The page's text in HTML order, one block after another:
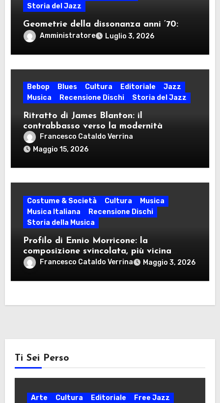
Storia del Jazz
Geometrie della dissonanza anni ’70:
dodecafonia, rigore seriale, free jazz e
militanza ideologica nel decennio della
contestazione
Amministratore Luglio 3, 2026
Bebop Blues Cultura Editoriale
Jazz
Musica
Recensione Dischi Storia del Jazz
Ritratto di James Blanton: il
contrabbasso verso la modernità
Francesco Cataldo Verrina
Maggio 15, 2026
Costume & Società Cultura
Musica
Musica Italiana
Recensione Dischi
Storia della Musica
Profilo di Ennio Morricone: la
composizione svincolata, più vicina
idealmente al modulo jazzistico che al
sinfonismo classico
Francesco Cataldo Verrina Maggio 3, 2026
Ti Sei Perso
Arte Cultura Editoriale
Free Jazz